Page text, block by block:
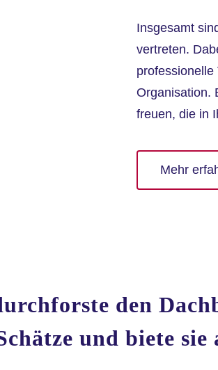
Insgesamt
vertreten.
Organisation.
freuen, die in
Mehr
den
und biete